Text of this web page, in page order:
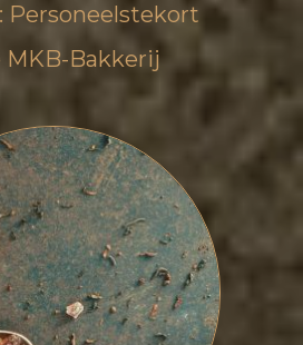
Personeelstekort
MKB-Bakkerij